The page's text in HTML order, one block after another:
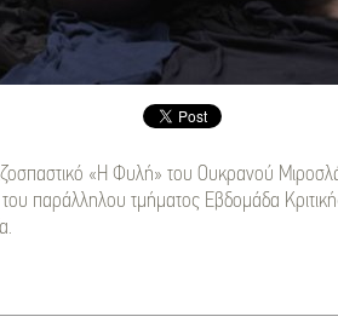
«Η Φυλή» του Ουκρανού
του παράλληλου τμήματος Εβδομάδα